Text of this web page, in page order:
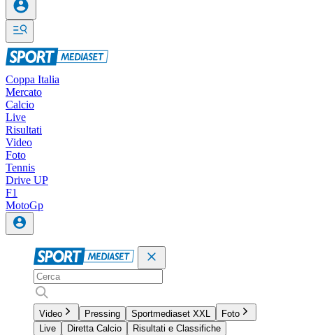
Coppa Italia
Mercato
Calcio
Live
Risultati
Video
Foto
Tennis
Drive UP
F1
MotoGp
Video Pressing Sportmediaset XXL
Foto
Live
Diretta Calcio
Risultati e Classifiche